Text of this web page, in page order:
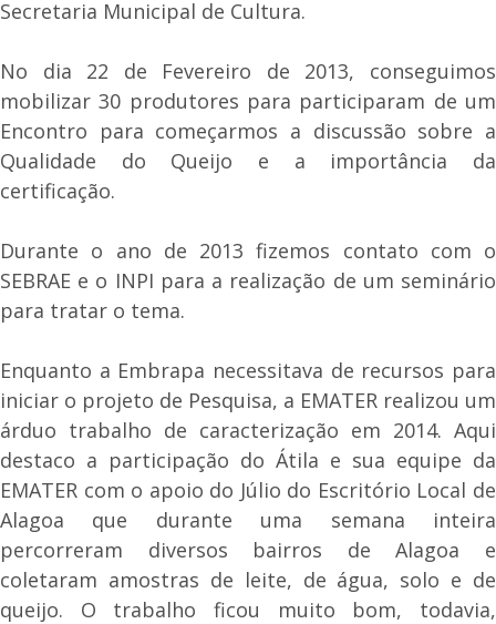
Secretaria Municipal de Cultura.
No dia 22 de Fevereiro de 2013, conseguimos
mobilizar 30 produtores para participaram de um
Encontro para começarmos a discussão sobre a
Qualidade do Queijo e a importância da
certificação.
Durante o ano de 2013 fizemos contato com o
SEBRAE e o INPI para a realização de um seminário
para tratar o tema.
Enquanto a Embrapa necessitava de recursos para
iniciar o projeto de Pesquisa, a EMATER realizou um
árduo trabalho de caracterização em 2014. Aqui
destaco a participação do Átila e sua equipe da
EMATER com o apoio do Júlio do Escritório Local de
Alagoa que durante uma semana inteira
percorreram diversos bairros de Alagoa e
coletaram amostras de leite, de água, solo e de
queijo. O trabalho ficou muito bom, todavia,